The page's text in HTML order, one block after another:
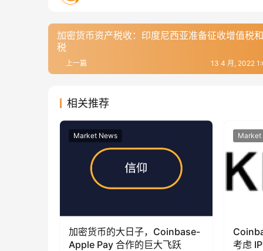
加密货币资产税收：印度尼西亚准备征收增值税
税
上一篇 13 4 月, 2022
相关推荐
Market News
加密货币的大日子，Coinbase-
Apple Pay 合作的巨大飞跃
Market
考虑